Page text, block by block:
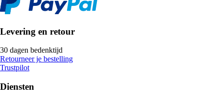
Levering en retour
30 dagen bedenktijd
Retourneer je bestelling
Trustpilot
Diensten